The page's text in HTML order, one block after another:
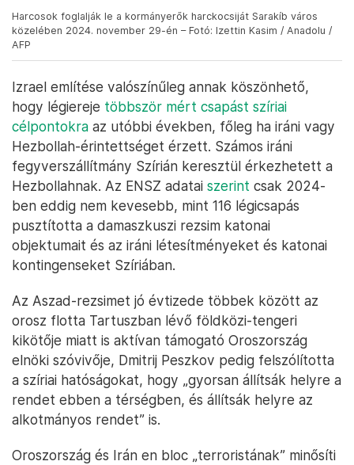
Harcosok foglalják le a kormányerők harckocsiját Sarakíb város
közelében 2024. november 29-én – Fotó: Izettin Kasim / Anadolu /
AFP
Izrael említése valószínűleg annak köszönhető,
hogy légiereje többször mért csapást szíriai
célpontokra az utóbbi években, főleg ha iráni vagy
Hezbollah-érintettséget érzett. Számos iráni
fegyverszállítmány Szírián keresztül érkezhetett a
Hezbollahnak. Az ENSZ adatai szerint csak 2024-
ben eddig nem kevesebb, mint 116 légicsapás
pusztította a damaszkuszi rezsim katonai
objektumait és az iráni létesítményeket és katonai
kontingenseket Szíriában.
Az Aszad-rezsimet jó évtizede többek között az
orosz flotta Tartuszban lévő földközi-tengeri
kikötője miatt is aktívan támogató Oroszország
elnöki szóvivője, Dmitrij Peszkov pedig felszólította
a szíriai hatóságokat, hogy „gyorsan állítsák helyre a
rendet ebben a térségben, és állítsák helyre az
alkotmányos rendet” is.
Oroszország és Irán en bloc „terroristának” minősíti